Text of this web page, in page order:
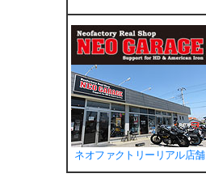
ネオファクトリーリアル店舗